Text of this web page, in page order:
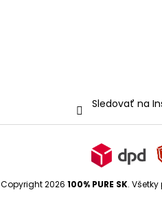
Sledovať na
Copyright 2026 100% PURE SK.